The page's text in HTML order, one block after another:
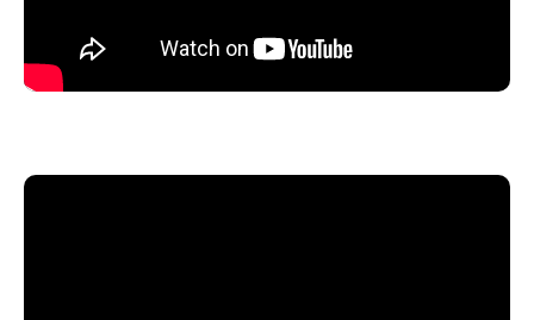
Bus : Pyrénées Ménilmontant (ligne 96)
- TARIFS -